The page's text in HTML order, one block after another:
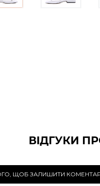
ВІДГУКИ
ЩОБ ЗАЛИШИТИ